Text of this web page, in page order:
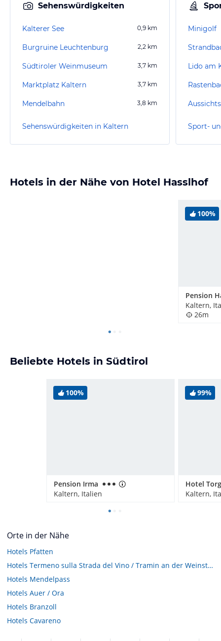
Sehenswürdigkeiten
Kalterer See 0,9 km
Burgruine Leuchtenburg 2,2 km
Südtiroler Weinmuseum 3,7 km
Marktplatz Kaltern 3,7 km
Mendelbahn 3,8 km
Sehenswürdigkeiten in Kaltern
Minigolf
Lido am
Sport-
Hotels in der Nähe von Hotel Hasslhof
100%
Pension
Kaltern,
26m
Beliebte Hotels in Südtirol
100%
Pension Irma
Kaltern, Italien
99%
Hotel
Kaltern,
Orte in der Nähe
Hotels Pfatten
Hotels Termeno sulla Strada del Vino / Tramin an der Weinstraße
Hotels Mendelpass
Hotels Auer / Ora
Hotels Branzoll
Hotels Cavareno